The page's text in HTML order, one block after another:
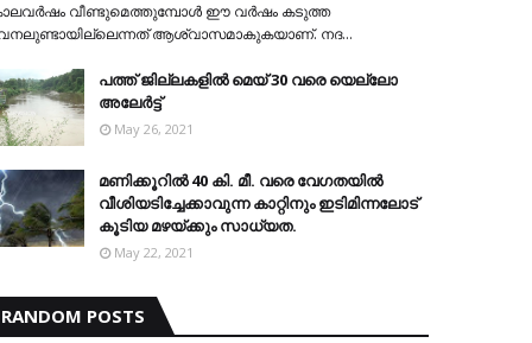
വീണ്ടുമെത്തുമ്പോള്‍ ഈ വര്‍ഷം കടുത്ത
ആശ്വാസമാകുകയാണ്. നദ…
പത്ത് ജില്ലകളില്‍ മെയ് 30 വരെ യെല്ലോ
അലേര്‍ട്ട്
May 26, 2021
മണിക്കൂറിൽ 40 കി. മീ. വരെ വേഗതയിൽ
വീശിയടിച്ചേക്കാവുന്ന കാറ്റിനും ഇടിമിന്നലോട്
കൂടിയ മഴയ്ക്കും സാധ്യത.
May 22, 2021
RANDOM POSTS